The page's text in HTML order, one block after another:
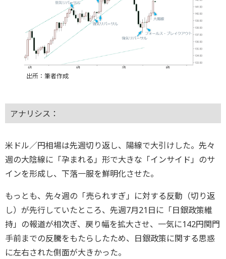
出所：筆者作成
アナリシス：
米ドル／円相場は先週切り返し、陽線で大引けした。先々
週の大陰線に「孕まれる」形で大きな「インサイド」のサ
インを形成し、下落一服を鮮明化させた。
もっとも、先々週の「売られすぎ」に対する反動（切り返
し）が先行していたところ、先週7月21日に「日銀政策維
持」の報道が相次ぎ、戻り幅を拡大させ、一気に142円関門
手前までの反騰をもたらしたため、日銀政策に関する思惑
に左右された側面が大きかった。